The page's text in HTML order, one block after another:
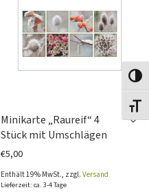
Minikarte „Raureif“ 4
Stück mit Umschlägen
€5,00
Enthält 19% MwSt., zzgl. Versand
Lieferzeit: ca. 3-4 Tage